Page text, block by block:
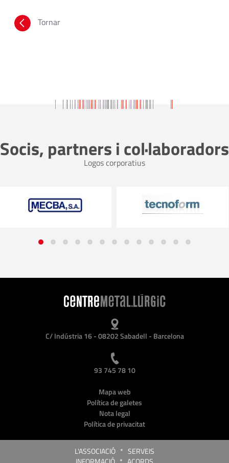
Tornar
Socis, partners i col·laboradors
Logos corporatius
C/ Indústria 16 - 08202 Sabadell - Barcelona
93 745 78 10
Mapa web
Política de galetes
Nota legal
Política de privacitat
L'ASSOCIACIÓ * SERVEIS